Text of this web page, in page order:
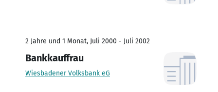
2 Jahre und 1 Monat, Juli 2000 - Juli 2002
Bankkauffrau
Wiesbadener Volksbank eG